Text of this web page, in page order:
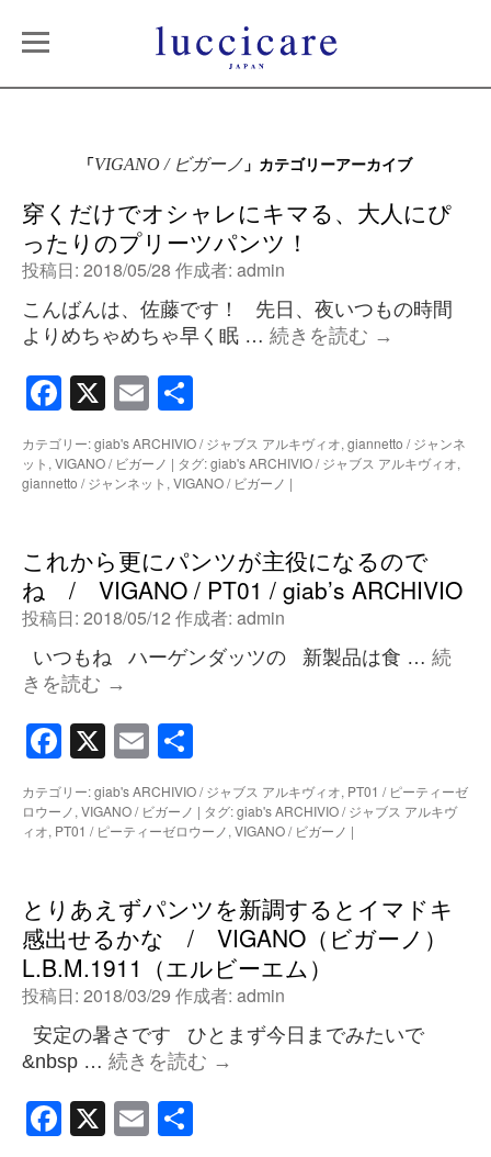
「VIGANO / ビガーノ 」カテゴリーアーカイブ
穿くだけでオシャレにキマる、大人にぴ
ったりのプリーツパンツ！
投稿日: 2018/05/28 作成者: admin
こんばんは、佐藤です！ 先日、夜いつもの時間
よりめちゃめちゃ早く眠 … 続きを読む →
Facebook
X Email
カテゴリー:giab's ARCHIVIO / ジャブス アルキヴィオ, giannetto / ジャンネ
ット , VIGANO / ビガーノ | タグ:giab's ARCHIVIO / ジャブス アルキヴィオ,
giannetto / ジャンネット , VIGANO / ビガーノ |
これから更にパンツが主役になるので
ね / VIGANO / PT01 / giab’s ARCHIVIO
投稿日: 2018/05/12 作成者: admin
いつもね ハーゲンダッツの 新製品は食 … 続
きを読む →
Facebook
X Email
カテゴリー:giab's ARCHIVIO / ジャブス アルキヴィオ, PT01 / ピーティーゼ
ロウーノ, VIGANO / ビガーノ | タグ:giab's ARCHIVIO / ジャブス アルキヴ
ィオ, PT01 / ピーティーゼロウーノ, VIGANO / ビガーノ |
とりあえずパンツを新調するとイマドキ
感出せるかな / VIGANO（ビガーノ）
L.B.M.1911（エルビーエム）
投稿日: 2018/03/29 作成者: admin
安定の暑さです ひとまず今日までみたいで
&nbsp … 続きを読む →
Facebook
X Email